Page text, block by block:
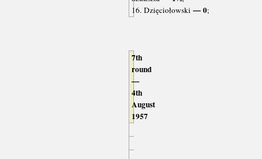
16. Dzięciołowski — 0;
7th
round
—
4th
August
1957